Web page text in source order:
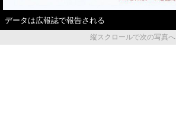
データは広報誌で報告される
縦スクロールで次の写真へ